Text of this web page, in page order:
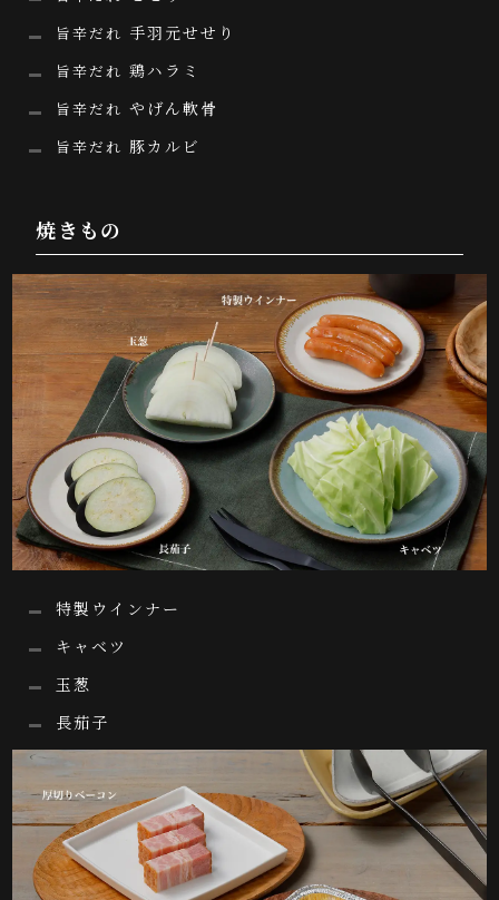
旨辛だれ 手羽元せせり
旨辛だれ 鶏ハラミ
旨辛だれ やげん軟骨
旨辛だれ 豚カルビ
焼きもの
特製ウインナー
キャベツ
玉葱
長茄子